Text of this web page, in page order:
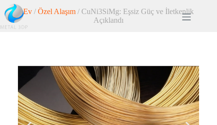
Ev/ Özel Alaşım/ CuNi3SiMg: Eşsiz Güç ve İletkenlik
Açıklandı